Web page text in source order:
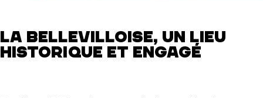
Ménilmontant
LA BELLEVILLOISE, UN LIEU
HISTORIQUE ET ENGAGÉ